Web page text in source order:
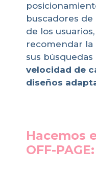
buscadores
de los
recomendar la
sus
velocidad de
diseños
Hacemos
OFF-